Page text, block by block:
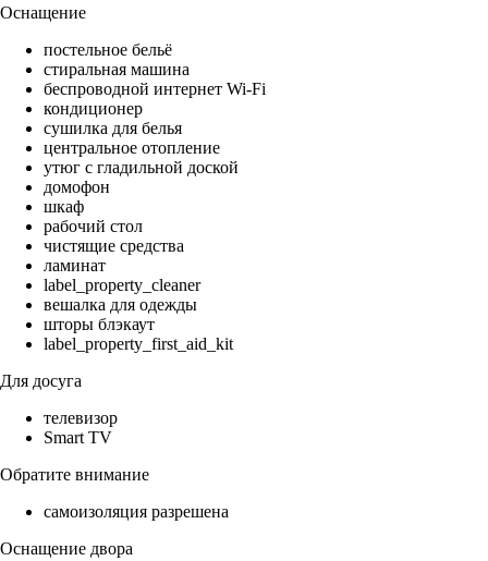
Оснащение
постельное бельё
стиральная машина
беспроводной интернет Wi-Fi
кондиционер
сушилка для белья
центральное отопление
утюг с гладильной доской
домофон
шкаф
рабочий стол
чистящие средства
ламинат
label_property_cleaner
вешалка для одежды
шторы блэкаут
label_property_first_aid_kit
Для досуга
телевизор
Smart TV
Обратите внимание
самоизоляция разрешена
Оснащение двора